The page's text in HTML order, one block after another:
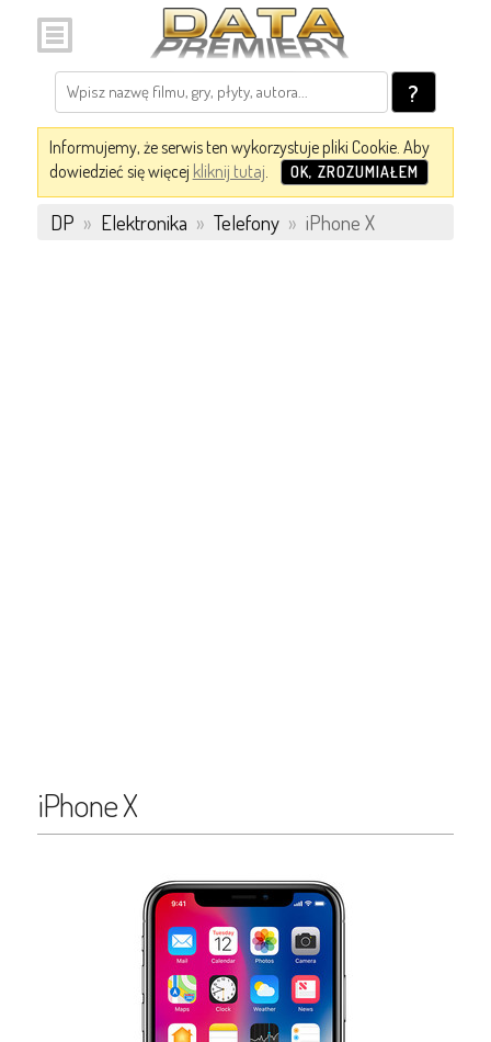
?
Informujemy, że serwis ten wykorzystuje pliki Cookie. Aby
dowiedzieć się więcej kliknij tutaj. OK, ZROZUMIAŁEM
DP » Elektronika » Telefony » iPhone X
iPhone X